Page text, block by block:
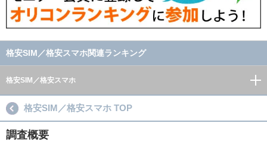
格安SIM／格安スマホ関連ランキング
格安SIM／格安スマホ
格安SIM／格安スマホ TOP
調査概要